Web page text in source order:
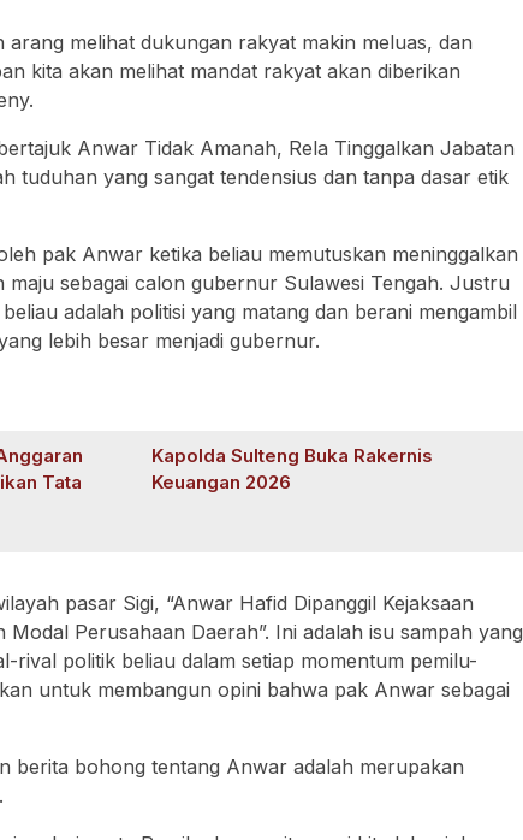
arang melihat dukungan rakyat makin meluas, dan
kita akan melihat mandat rakyat akan diberikan
Anwar Tidak Amanah, Rela Tinggalkan Jabatan
tuduhan yang sangat tendensius dan tanpa dasar etik
pak Anwar ketika beliau memutuskan meninggalkan
maju sebagai calon gubernur Sulawesi Tengah. Justru
adalah politisi yang matang dan berani mengambil
lebih besar menjadi gubernur.
Tata
Kapolda Sulteng Buka Rakernis
Keuangan 2026
pasar Sigi, “Anwar Hafid Dipanggil Kejaksaan
Perusahaan Daerah”. Ini adalah isu sampah yang
rival politik beliau dalam setiap momentum pemilu-
untuk membangun opini bahwa pak Anwar sebagai
berita bohong tentang Anwar adalah merupakan